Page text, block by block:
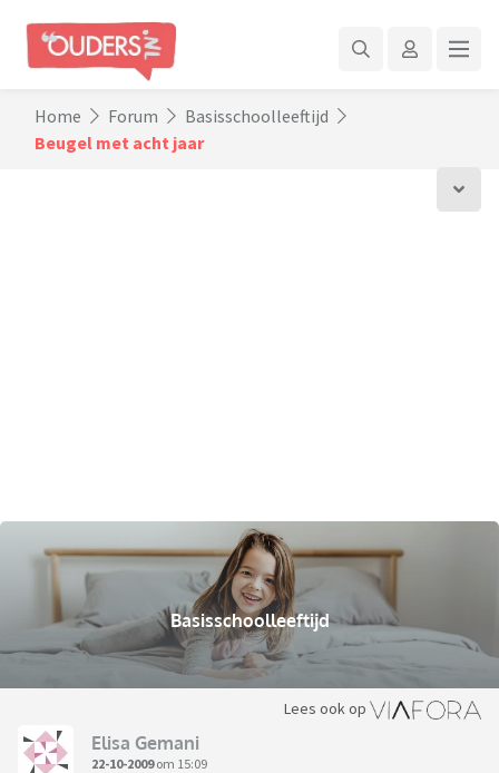
Home Forum
Basisschoolleeftijd
Beugel met acht jaar
Basisschoolleeftijd
Lees ook op
Elisa Gemani
22-10-2009om 15:09